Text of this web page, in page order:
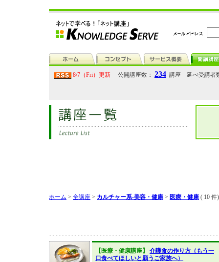
8/7（Fri）更新 公開講座数： 234 講座 延べ受講者
ホーム > 全講座 > カルチャー系-美容・健康 > 医療・健康 ( 10 件)
【医療・健康講座】 介護食の作り方（もう一
口食べてほしいと願うご家族へ）